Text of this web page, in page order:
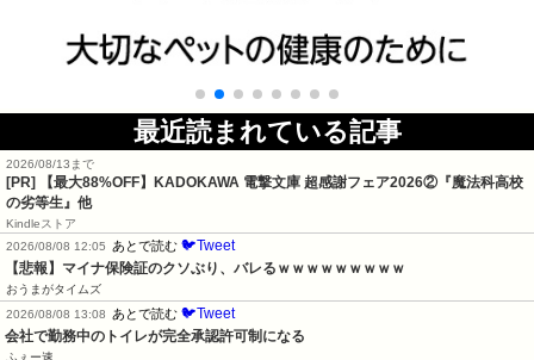
最近読まれている記事
2026/08/13まで
[PR] 【最大88%OFF】KADOKAWA 電撃文庫 超感謝フェア2026②『魔法科高校
の劣等生』他
Kindleストア
2026/08/08 12:05
あとで読む 🐦Tweet
【悲報】マイナ保険証のクソぶり、バレるｗｗｗｗｗｗｗｗｗ
おうまがタイムズ
2026/08/08 13:08
あとで読む 🐦Tweet
会社で勤務中のトイレが完全承認許可制になる
ふぇー速